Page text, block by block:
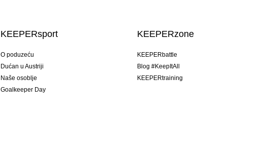
KEEPERsport
O poduzeću
Dućan u Austriji
Naše osoblje
Goalkeeper Day
KEEPERzone
KEEPERbattle
Blog #KeepItAll
KEEPERtraining